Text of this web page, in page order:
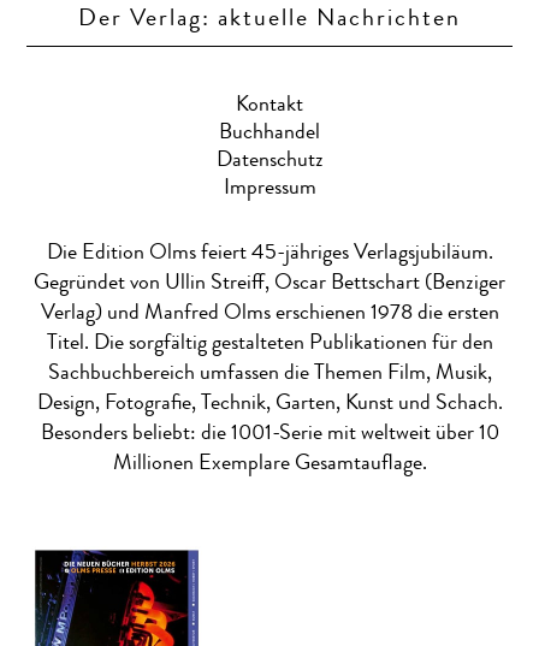
Der Verlag: aktuelle Nachrichten
Kontakt
Buchhandel
Datenschutz
Impressum
Die Edition Olms feiert 45-jähriges Verlagsjubiläum.
Gegründet von Ullin Streiff, Oscar Bettschart (Benziger
Verlag) und Manfred Olms erschienen 1978 die ersten
Titel. Die sorgfältig gestalteten Publikationen für den
Sachbuchbereich umfassen die Themen Film, Musik,
Design, Fotografie, Technik, Garten, Kunst und Schach.
Besonders beliebt: die 1001-Serie mit weltweit über 10
Millionen Exemplare Gesamtauflage.